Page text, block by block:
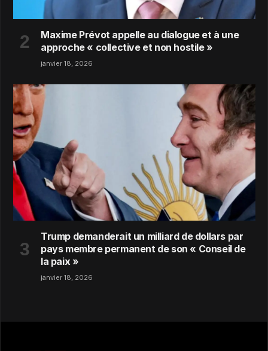
Maxime Prévot appelle au dialogue et à une
approche « collective et non hostile »
janvier 18, 2026
Trump demanderait un milliard de dollars par
pays membre permanent de son « Conseil de
la paix »
janvier 18, 2026